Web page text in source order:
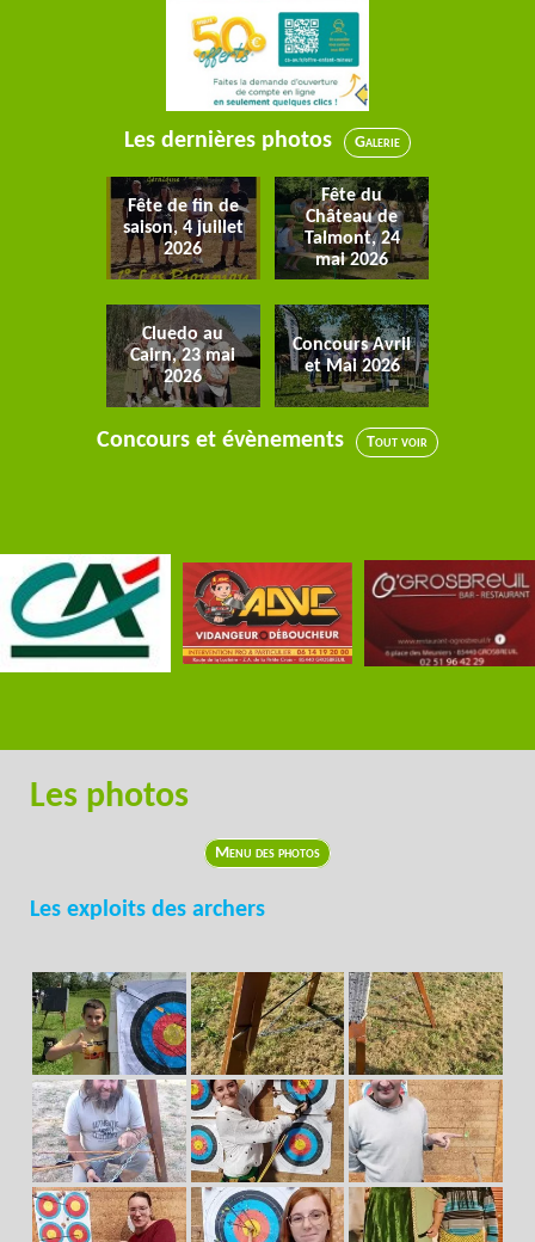
Concours et évènements Tout voir
Les dernières photos Galerie
Fête de fin de
saison, 4 juillet
2026
Fête du
Château de
Talmont, 24
mai 2026
Cluedo au
Cairn, 23 mai
2026
Concours Avril
et Mai 2026
Les photos
Menu des photos
Les exploits des archers